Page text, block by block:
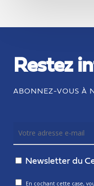
Restez
ABONNEZ-VOUS À
Newsletter du
En cochant cette case,